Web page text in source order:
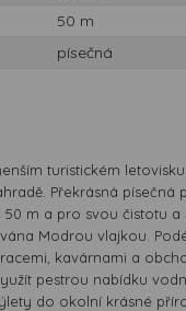
50 m
písečná
turistickém
Překrásná písečná
m a pro svou čistotu a
Modrou vlajkou.
kavárnami a
pestrou nabídku
do okolní krásné